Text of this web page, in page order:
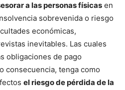
a las personas físicas en
sobrevenida o riesgo
económicas,
inevitables. Las cuales
obligaciones de pago
consecuencia, tenga como
el riesgo de pérdida de la